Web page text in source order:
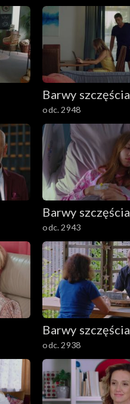
Barwy szczęścia
odc. 2948
Barwy szczęścia
odc. 2943
Barwy szczęścia
odc. 2938